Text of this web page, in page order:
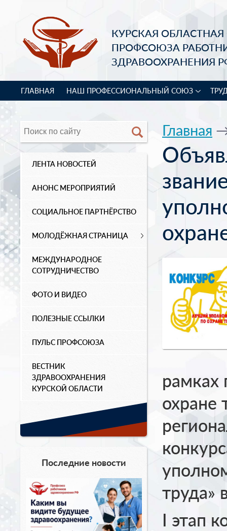
КУРСКАЯ
ПРОФСОЮЗА
ЗДРАВООХРАНЕНИЯ
ГЛАВНАЯ НАШ ПРОФЕССИОНАЛЬНЫЙ СОЮЗ
ЛЕНТА НОВОСТЕЙ
АНОНС МЕРОПРИЯТИЙ
СОЦИАЛЬНОЕ ПАРТНЁРСТВО
МОЛОДЁЖНАЯ СТРАНИЦА
МЕЖДУНАРОДНОЕ
СОТРУДНИЧЕСТВО
ФОТО И ВИДЕО
ПОЛЕЗНЫЕ ССЫЛКИ
ПУЛЬС ПРОФСОЮЗА
ВЕСТНИК
ЗДРАВООХРАНЕНИЯ
КУРСКОЙ ОБЛАСТИ
Последние новости
Главная
рамках
охране
труда»
I этап